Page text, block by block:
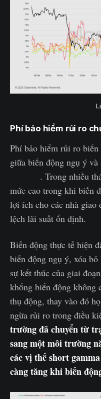
Phí bảo hiểm rủi ro
Phí bảo hiểm rủi ro
giữa biến động ngụ ý
. Trong nhiều
mức cao trong khi biến
lợi ích cho các nhà giao
lệch lãi suất ổn định.
Biến động thực tế hiện
biến động ngụ ý, xóa
sự kết thúc của giai
khống biến động không
thụ động, thay vào đó
ngừa rủi ro trong điều
trường đã chuyển từ
sang một môi trường
các vị thế short
càng tăng khi biến